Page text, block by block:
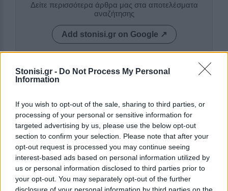
Stonisi.gr - Do Not Process My Personal
Information
If you wish to opt-out of the sale, sharing to third parties, or
processing of your personal or sensitive information for
targeted advertising by us, please use the below opt-out
section to confirm your selection. Please note that after your
opt-out request is processed you may continue seeing
interest-based ads based on personal information utilized by
us or personal information disclosed to third parties prior to
your opt-out. You may separately opt-out of the further
Δείτε περισσότερα άρθρα μας στα αποτελέσματα
αναζήτησης
Add stonisi.gr on Google ↗
ΣΤΗΝ ΙΔΙΑ ΚΑΤΗΓΟΡΙΑ
ΜΥΤΙΛΗΝΗ
Δημόσιο «ευχαριστώ» της
ΔΕΥΑΛ στην Αστυνομία
Ιδιαίτερη αναφορά στην
Αστυνομική Διεύθυνση Λέσβου και
το Τμήμα Τροχαίας για τη βοήθεια
κατά τη διάρκεια των εργασιών
στην Ελευθερίου Βενιζέλου